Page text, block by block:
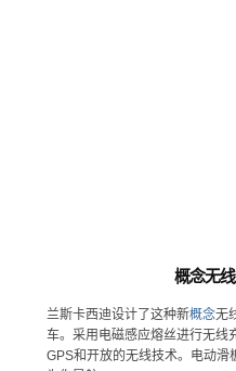
概念无
兰斯卡西迪设计了这种新概念无
车。采用电磁感应熔丝进行无线
GPS和开放的无线技术。电动滑